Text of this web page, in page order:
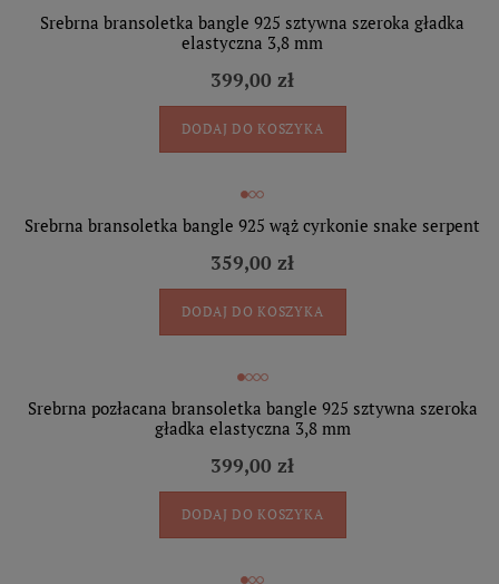
Srebrna bransoletka bangle 925 sztywna szeroka gładka
elastyczna 3,8 mm
399,00 zł
DODAJ DO KOSZYKA
Srebrna bransoletka bangle 925 wąż cyrkonie snake serpent
359,00 zł
DODAJ DO KOSZYKA
Srebrna pozłacana bransoletka bangle 925 sztywna szeroka
gładka elastyczna 3,8 mm
399,00 zł
DODAJ DO KOSZYKA